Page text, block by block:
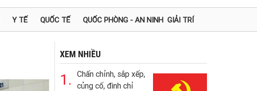
Y TẾ QUỐC TẾ QUỐC PHÒNG - AN NINH GIẢI TRÍ
XEM NHIỀU
1.
Chấn chỉnh, sắp xếp,
củng cố, đình chỉ